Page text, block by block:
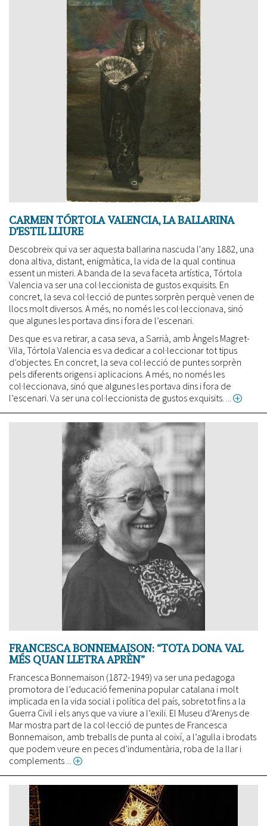
cuando
CARMEN TÓRTOLA VALENCIA, LA BALLARINA
D'ESTIL LLIURE
Descobreix qui va ser aquesta ballarina nascuda l'any 1882, una
dona altiva, distant, enigmàtica, la vida de la qual continua
essent un misteri. A banda de la seva faceta artística, Tórtola
Valencia va ser una col·leccionista de gustos exquisits. En
concret, la seva col·lecció de puntes sorprèn perquè venen de
llocs molt diversos. A més, no només les col·leccionava, sinó
que algunes les portava dins i fora de l’escenari.
Des que es va retirar, a casa seva, a Sarrià, amb Àngels Magret-
Vila, Tórtola Valencia es va dedicar a col·leccionar tot tipus
d’objectes. En concret, la seva col·lecció de puntes sorprèn
pels diferents origens i aplicacions. A més, no només les
col·leccionava, sinó que algunes les portava dins i fora de
l’escenari. Va ser una col·leccionista de gustos exquisits.
FRANCESCA BONNEMAISON: “TOTA DONA VAL
MÉS QUAN LLETRA APRÈN”
Francesca Bonnemaison (1872-1949) va ser una pedagoga
promotora de l’educació femenina popular catalana i molt
implicada en la vida social i política del país, sobretot fins a la
Guerra Civil i els anys que va viure a l’exili. El Museu d’Arenys de
Mar mostra part de la col·lecció de puntes de Francesca
Bonnemaison, amb treballs de punta al coixí, a l’agulla i brodats
que podem veure en peces d’indumentària, roba de la llar i
complements
Bonnemaison: